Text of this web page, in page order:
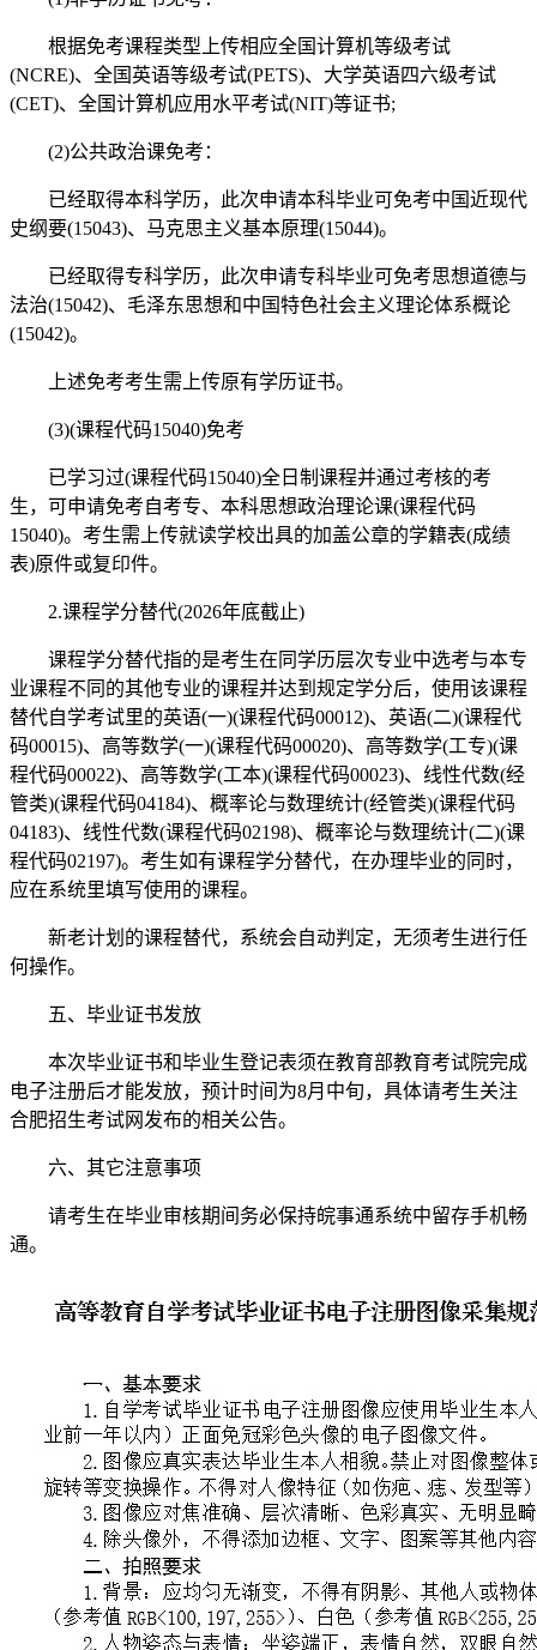
根据免考课程类型上传相应全国计算机等级考试
(NCRE)、全国英语等级考试(PETS)、大学英语四六级考试
(CET)、全国计算机应用水平考试(NIT)等证书;
(2)公共政治课免考：
已经取得本科学历，此次申请本科毕业可免考中国近现代
史纲要(15043)、马克思主义基本原理(15044)。
已经取得专科学历，此次申请专科毕业可免考思想道德与
法治(15042)、毛泽东思想和中国特色社会主义理论体系概论
(15042)。
上述免考考生需上传原有学历证书。
(3)(课程代码15040)免考
已学习过(课程代码15040)全日制课程并通过考核的考
生，可申请免考自考专、本科思想政治理论课(课程代码
15040)。考生需上传就读学校出具的加盖公章的学籍表(成绩
表)原件或复印件。
2.课程学分替代(2026年底截止)
课程学分替代指的是考生在同学历层次专业中选考与本专
业课程不同的其他专业的课程并达到规定学分后，使用该课程
替代自学考试里的英语(一)(课程代码00012)、英语(二)(课程代
码00015)、高等数学(一)(课程代码00020)、高等数学(工专)(课
程代码00022)、高等数学(工本)(课程代码00023)、线性代数(经
管类)(课程代码04184)、概率论与数理统计(经管类)(课程代码
04183)、线性代数(课程代码02198)、概率论与数理统计(二)(课
程代码02197)。考生如有课程学分替代，在办理毕业的同时，
应在系统里填写使用的课程。
新老计划的课程替代，系统会自动判定，无须考生进行任
何操作。
五、毕业证书发放
本次毕业证书和毕业生登记表须在教育部教育考试院完成
电子注册后才能发放，预计时间为8月中旬，具体请考生关注
合肥招生考试网发布的相关公告。
六、其它注意事项
请考生在毕业审核期间务必保持皖事通系统中留存手机畅
通。